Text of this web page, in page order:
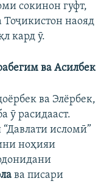
сокинон гуфт,
Тоҷикистон наояд
кард ӯ.
ва Асилбек
ва Элёрбек,
ӯ расидааст.
исломӣ”
ноҳияи
ва писари